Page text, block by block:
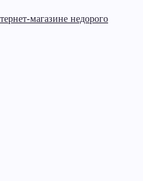
магазине недорого